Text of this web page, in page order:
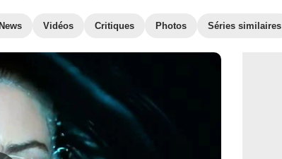
News Vidéos Critiques Photos Séries similaires